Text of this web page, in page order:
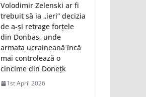
Volodimir Zelenski ar fi
trebuit să ia „ieri” decizia
de a-și retrage forțele
din Donbas, unde
armata ucraineană încă
mai controlează o
cincime din Donețk
1st April 2026